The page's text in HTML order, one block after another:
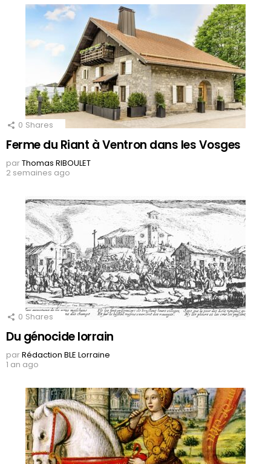
0 Shares
Ferme du Riant à Ventron dans les Vosges
parThomas RIBOULET
2 semaines ago
0 Shares
Du génocide lorrain
parRédaction BLE Lorraine
1 an ago